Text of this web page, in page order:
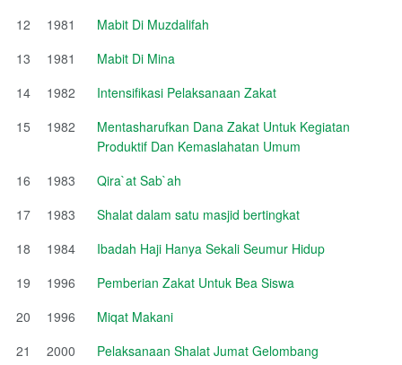
12
1981
Mabit Di Muzdalifah
13
1981
Mabit Di Mina
14
1982
Intensifikasi Pelaksanaan Zakat
15
1982
Mentasharufkan Dana Zakat Untuk Kegiatan
Produktif Dan Kemaslahatan Umum
16
1983
Qira`at Sab`ah
17
1983
Shalat dalam satu masjid bertingkat
18
1984
Ibadah Haji Hanya Sekali Seumur Hidup
19
1996
Pemberian Zakat Untuk Bea Siswa
20
1996
Miqat Makani
21
2000
Pelaksanaan Shalat Jumat Gelombang